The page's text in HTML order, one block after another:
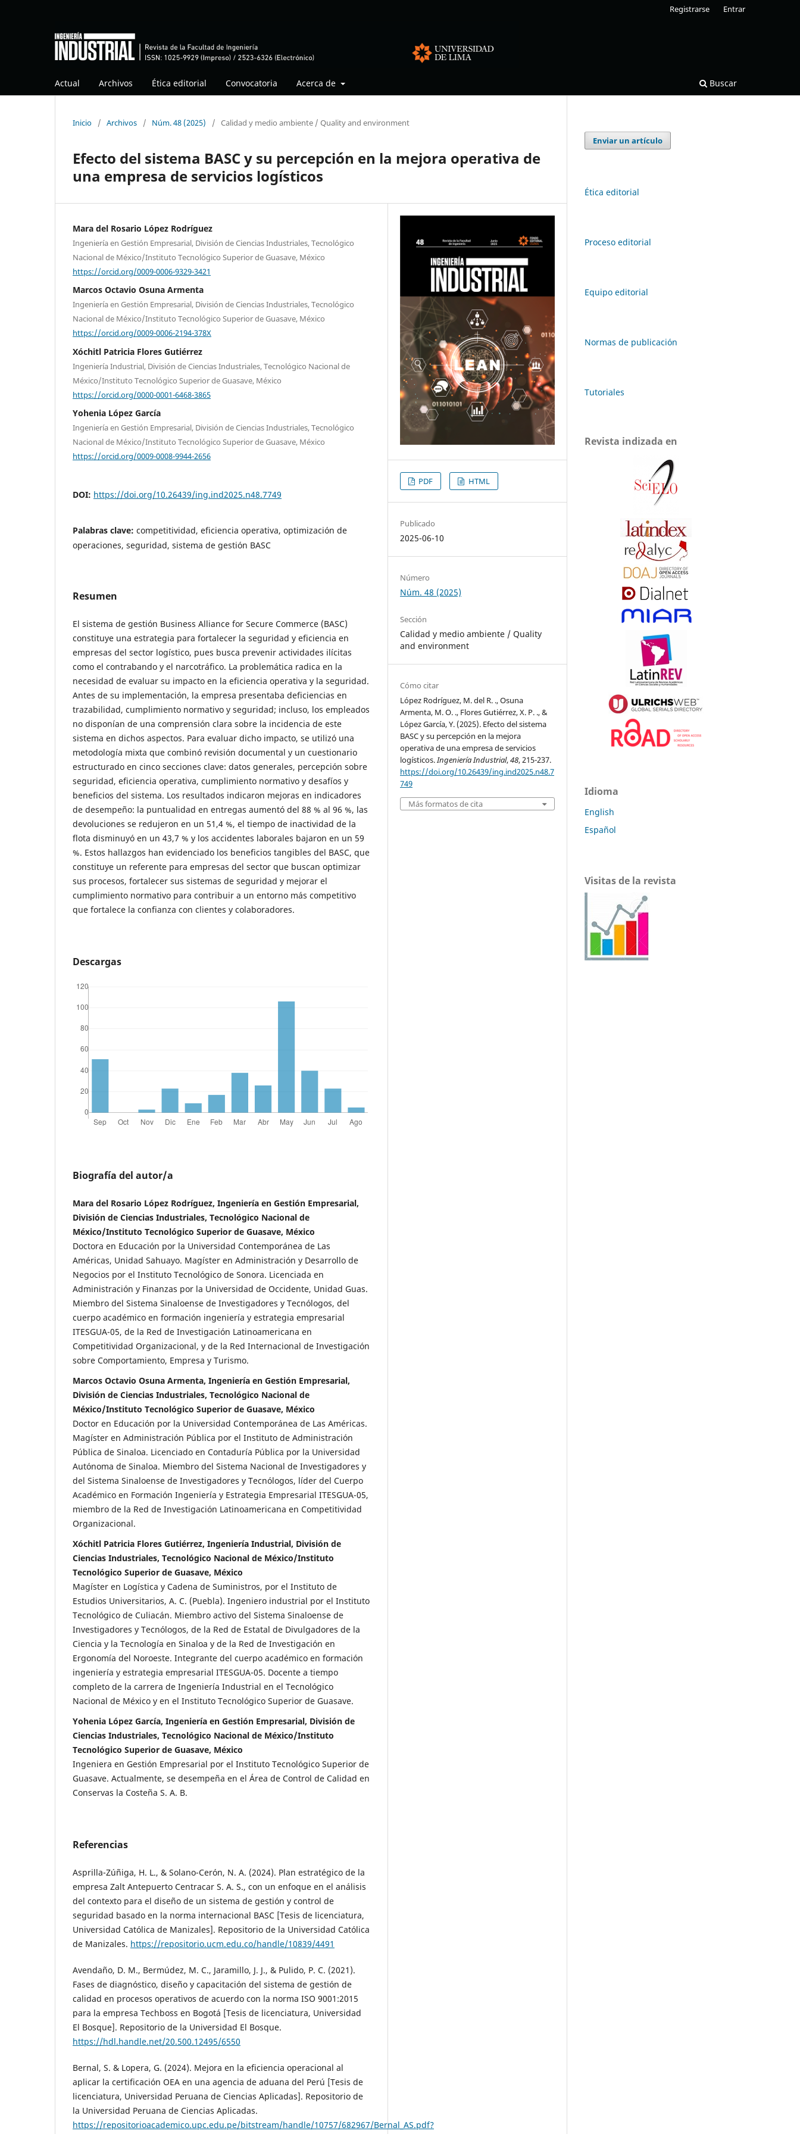
Actual Archivos Ética editorial Convocatoria Acerca de Buscar
Registrarse Entrar
Inicio / Archivos / Núm. 48 (2025) / Calidad y medio ambiente / Quality and environment
Efecto del sistema BASC y su percepción en la mejora operativa de
una empresa de servicios logísticos
Mara del Rosario López Rodríguez
Ingeniería en Gestión Empresarial, División de Ciencias Industriales, Tecnológico
Nacional de México/Instituto Tecnológico Superior de Guasave, México
https://orcid.org/0009-0006-9329-3421
Marcos Octavio Osuna Armenta
Ingeniería en Gestión Empresarial, División de Ciencias Industriales, Tecnológico
Nacional de México/Instituto Tecnológico Superior de Guasave, México
https://orcid.org/0009-0006-2194-378X
Xóchitl Patricia Flores Gutiérrez
Ingeniería Industrial, División de Ciencias Industriales, Tecnológico Nacional de
México/Instituto Tecnológico Superior de Guasave, México
https://orcid.org/0000-0001-6468-3865
Yohenia López García
Ingeniería en Gestión Empresarial, División de Ciencias Industriales, Tecnológico
Nacional de México/Instituto Tecnológico Superior de Guasave, México
https://orcid.org/0009-0008-9944-2656
DOI: https://doi.org/10.26439/ing.ind2025.n48.7749
Palabras clave: competitividad, eficiencia operativa, optimización de
operaciones, seguridad, sistema de gestión BASC
Resumen
El sistema de gestión Business Alliance for Secure Commerce (BASC)
constituye una estrategia para fortalecer la seguridad y eficiencia en
empresas del sector logístico, pues busca prevenir actividades ilícitas
como el contrabando y el narcotráfico. La problemática radica en la
necesidad de evaluar su impacto en la eficiencia operativa y la seguridad.
Antes de su implementación, la empresa presentaba deficiencias en
trazabilidad, cumplimiento normativo y seguridad; incluso, los empleados
no disponían de una comprensión clara sobre la incidencia de este
sistema en dichos aspectos. Para evaluar dicho impacto, se utilizó una
metodología mixta que combinó revisión documental y un cuestionario
estructurado en cinco secciones clave: datos generales, percepción sobre
seguridad, eficiencia operativa, cumplimiento normativo y desafíos y
beneficios del sistema. Los resultados indicaron mejoras en indicadores
de desempeño: la puntualidad en entregas aumentó del 88 % al 96 %, las
devoluciones se redujeron en un 51,4 %, el tiempo de inactividad de la
flota disminuyó en un 43,7 % y los accidentes laborales bajaron en un 59
%. Estos hallazgos han evidenciado los beneficios tangibles del BASC, que
constituye un referente para empresas del sector que buscan optimizar
sus procesos, fortalecer sus sistemas de seguridad y mejorar el
cumplimiento normativo para contribuir a un entorno más competitivo
que fortalece la confianza con clientes y colaboradores.
Descargas
Biografía del autor/a
Mara del Rosario López Rodríguez, Ingeniería en Gestión Empresarial,
División de Ciencias Industriales, Tecnológico Nacional de
México/Instituto Tecnológico Superior de Guasave, México
Doctora en Educación por la Universidad Contemporánea de Las
Américas, Unidad Sahuayo. Magíster en Administración y Desarrollo de
Negocios por el Instituto Tecnológico de Sonora. Licenciada en
Administración y Finanzas por la Universidad de Occidente, Unidad Guas.
Miembro del Sistema Sinaloense de Investigadores y Tecnólogos, del
cuerpo académico en formación ingeniería y estrategia empresarial
ITESGUA-05, de la Red de Investigación Latinoamericana en
Competitividad Organizacional, y de la Red Internacional de Investigación
sobre Comportamiento, Empresa y Turismo.
Marcos Octavio Osuna Armenta, Ingeniería en Gestión Empresarial,
División de Ciencias Industriales, Tecnológico Nacional de
México/Instituto Tecnológico Superior de Guasave, México
Doctor en Educación por la Universidad Contemporánea de Las Américas.
Magíster en Administración Pública por el Instituto de Administración
Pública de Sinaloa. Licenciado en Contaduría Pública por la Universidad
Autónoma de Sinaloa. Miembro del Sistema Nacional de Investigadores y
del Sistema Sinaloense de Investigadores y Tecnólogos, líder del Cuerpo
Académico en Formación Ingeniería y Estrategia Empresarial ITESGUA-05,
miembro de la Red de Investigación Latinoamericana en Competitividad
Organizacional.
Xóchitl Patricia Flores Gutiérrez, Ingeniería Industrial, División de
Ciencias Industriales, Tecnológico Nacional de México/Instituto
Tecnológico Superior de Guasave, México
Magíster en Logística y Cadena de Suministros, por el Instituto de
Estudios Universitarios, A. C. (Puebla). Ingeniero industrial por el Instituto
Tecnológico de Culiacán. Miembro activo del Sistema Sinaloense de
Investigadores y Tecnólogos, de la Red de Estatal de Divulgadores de la
Ciencia y la Tecnología en Sinaloa y de la Red de Investigación en
Ergonomía del Noroeste. Integrante del cuerpo académico en formación
ingeniería y estrategia empresarial ITESGUA-05. Docente a tiempo
completo de la carrera de Ingeniería Industrial en el Tecnológico
Nacional de México y en el Instituto Tecnológico Superior de Guasave.
Yohenia López García, Ingeniería en Gestión Empresarial, División de
Ciencias Industriales, Tecnológico Nacional de México/Instituto
Tecnológico Superior de Guasave, México
Ingeniera en Gestión Empresarial por el Instituto Tecnológico Superior de
Guasave. Actualmente, se desempeña en el Área de Control de Calidad en
Conservas la Costeña S. A. B.
Referencias
Asprilla-Zúñiga, H. L., & Solano-Cerón, N. A. (2024). Plan estratégico de la
empresa Zalt Antepuerto Centracar S. A. S., con un enfoque en el análisis
del contexto para el diseño de un sistema de gestión y control de
seguridad basado en la norma internacional BASC [Tesis de licenciatura,
Universidad Católica de Manizales]. Repositorio de la Universidad Católica
de Manizales. https://repositorio.ucm.edu.co/handle/10839/4491
Avendaño, D. M., Bermúdez, M. C., Jaramillo, J. J., & Pulido, P. C. (2021).
Fases de diagnóstico, diseño y capacitación del sistema de gestión de
calidad en procesos operativos de acuerdo con la norma ISO 9001:2015
para la empresa Techboss en Bogotá [Tesis de licenciatura, Universidad
El Bosque]. Repositorio de la Universidad El Bosque.
https://hdl.handle.net/20.500.12495/6550
Bernal, S. & Lopera, G. (2024). Mejora en la eficiencia operacional al
aplicar la certificación OEA en una agencia de aduana del Perú [Tesis de
licenciatura, Universidad Peruana de Ciencias Aplicadas]. Repositorio de
la Universidad Peruana de Ciencias Aplicadas.
https://repositorioacademico.upc.edu.pe/bitstream/handle/10757/682967/Bernal_AS.pdf?
PDF HTML
Publicado
2025-06-10
Número
Núm. 48 (2025)
Sección
Calidad y medio ambiente / Quality
and environment
Cómo citar
López Rodríguez, M. del R. ., Osuna
Armenta, M. O. ., Flores Gutiérrez, X. P. ., &
López García, Y. (2025). Efecto del sistema
BASC y su percepción en la mejora
operativa de una empresa de servicios
logísticos.Ingeniería Industrial,48, 215-237.
https://doi.org/10.26439/ing.ind2025.n48.7
749
Más formatos de cita
Enviar un artículo
Ética editorial
Proceso editorial
Equipo editorial
Normas de publicación
Tutoriales
Revista indizada en
Idioma
English
Español
Visitas de la revista